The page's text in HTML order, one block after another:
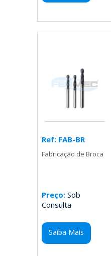
Ref: FAB-BR
Fabricação de Broca
Preço: Sob
Consulta
Saiba Mais